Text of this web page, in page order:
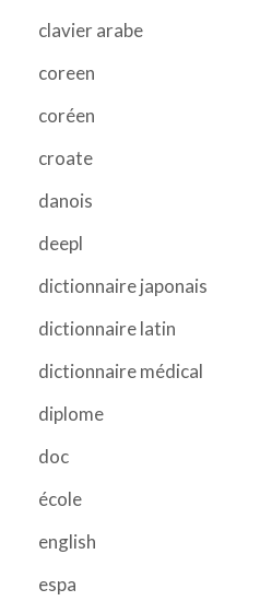
clavier arabe
coreen
coréen
croate
danois
deepl
dictionnaire japonais
dictionnaire latin
dictionnaire médical
diplome
doc
école
english
espa